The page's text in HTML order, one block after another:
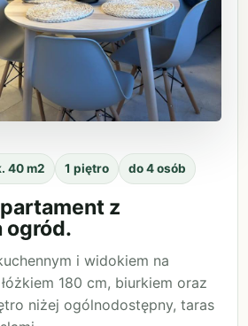
40 m2 1 piętro do 4 osób
z
ogród.
i widokiem na
180 cm, biurkiem oraz
niżej ogólnodostępny, taras